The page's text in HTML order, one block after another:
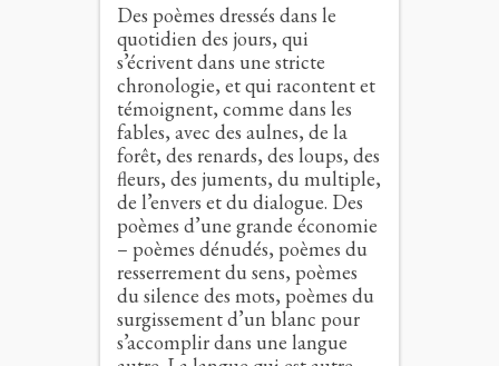
Des poèmes dressés dans le
quotidien des jours, qui
s’écrivent dans une stricte
chronologie, et qui racontent et
témoignent, comme dans les
fables, avec des aulnes, de la
forêt, des renards, des loups, des
fleurs, des juments, du multiple,
de l’envers et du dialogue. Des
poèmes d’une grande économie
– poèmes dénudés, poèmes du
resserrement du sens, poèmes
du silence des mots, poèmes du
surgissement d’un blanc pour
s’accomplir dans une langue